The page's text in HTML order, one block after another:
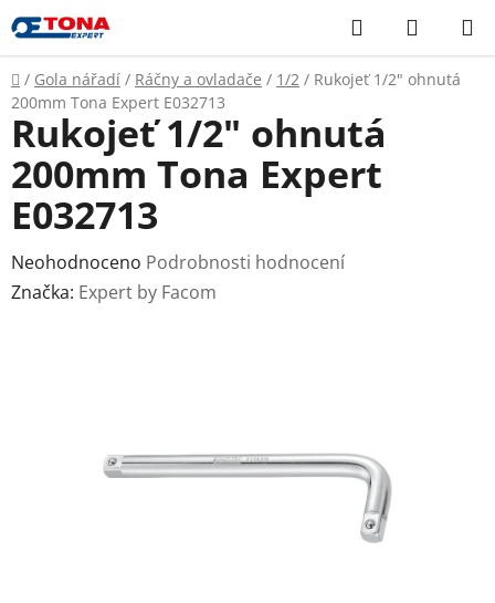
Přejít
na
obsah
Hledat
KOŠÍK
Domů
/ Gola nářadí / Ráčny a ovladače / 1/2 / Rukojeť 1/2" ohnutá
200mm Tona Expert E032713
Rukojeť 1/2" ohnutá
200mm Tona Expert
E032713
Průměrné
hodnocení
Neohodnoceno Podrobnosti hodnocení
Značka: Expert by Facom